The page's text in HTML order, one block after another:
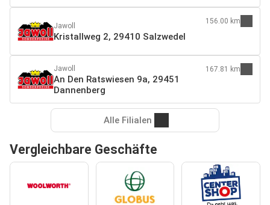
Jawoll
Kristallweg 2, 29410 Salzwedel
156.00 km
Jawoll
An Den Ratswiesen 9a, 29451
Dannenberg
167.81 km
Alle Filialen
Vergleichbare Geschäfte